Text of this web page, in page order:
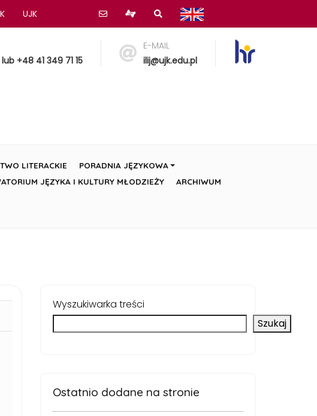
UJK
+48 41 349 71 15
E-MAIL
ilij@ujk.edu.pl
LITERACKIE
PORADNIA JĘZYKOWA
JĘZYKA I KULTURY MŁODZIEŻY ARCHIWUM
Wyszukiwarka treści
Szukaj
Ostatnio dodane na stronie